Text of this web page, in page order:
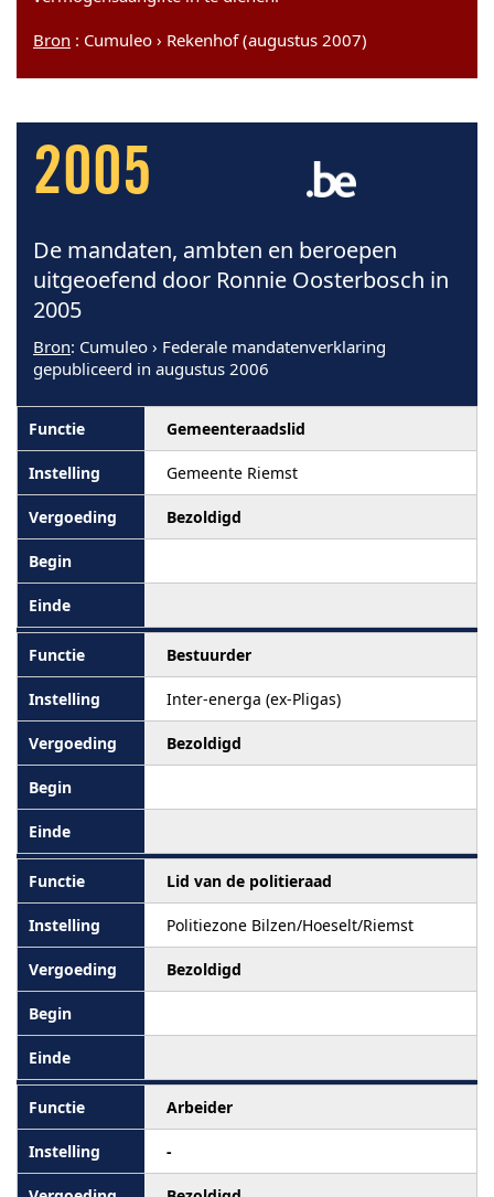
Bron : Cumuleo › Rekenhof (augustus 2007)
2005
De mandaten, ambten en beroepen
uitgeoefend door Ronnie Oosterbosch in
2005
Bron: Cumuleo › Federale mandatenverklaring
gepubliceerd in augustus 2006
Gemeenteraadslid
Gemeente Riemst
Bezoldigd
Bestuurder
Inter-energa (ex-Pligas)
Bezoldigd
Lid van de politieraad
Politiezone Bilzen/Hoeselt/Riemst
Bezoldigd
Arbeider
-